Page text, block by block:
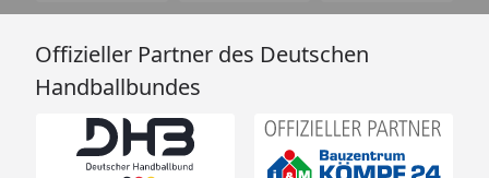
Offizieller Partner des Deutschen
Handballbundes